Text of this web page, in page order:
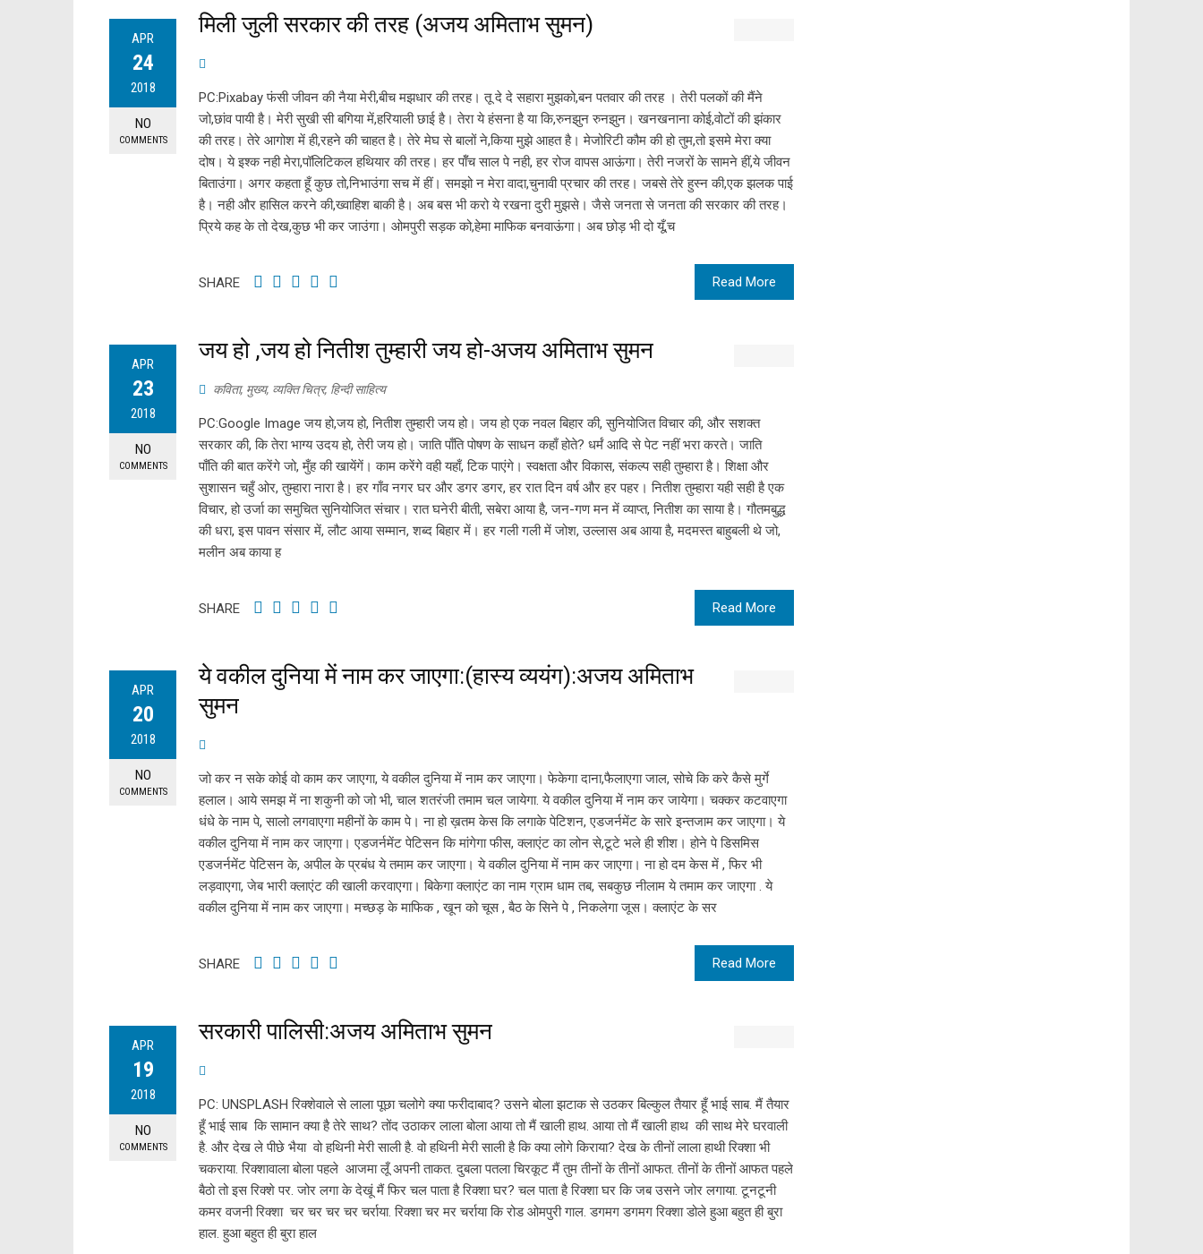
APR
24
2018
NO
COMMENTS
मिली जुली सरकार की तरह (अजय अमिताभ सुमन)
PC:Pixabay फंसी जीवन की नैया मेरी,बीच मझधार की तरह। तू दे दे सहारा मुझको,बन पतवार की तरह । तेरी पलकों की मैंने
जो,छांव पायी है। मेरी सुखी सी बगिया में,हरियाली छाई है। तेरा ये हंसना है या कि,रुनझुन रुनझुन। खनखनाना कोई,वोटों की झंकार
की तरह। तेरे आगोश में ही,रहने की चाहत है। तेरे मेघ से बालों ने,किया मुझे आहत है। मेजोरिटी कौम की हो तुम,तो इसमे मेरा क्या
दोष। ये इश्क नही मेरा,पॉलिटिकल हथियार की तरह। हर पॉँच साल पे नही, हर रोज वापस आऊंगा। तेरी नजरों के सामने हीं,ये जीवन
बिताउंगा। अगर कहता हूँ कुछ तो,निभाउंगा सच में हीं। समझो न मेरा वादा,चुनावी प्रचार की तरह। जबसे तेरे हुस्न की,एक झलक पाई
है। नही और हासिल करने की,ख्वाहिश बाकी है। अब बस भी करो ये रखना दुरी मुझसे। जैसे जनता से जनता की सरकार की तरह।
प्रिये कह के तो देख,कुछ भी कर जाउंगा। ओमपुरी सड़क को,हेमा माफिक बनवाऊंगा। अब छोड़ भी दो यूँ,च
Read More
SHARE
APR
23
2018
NO
COMMENTS
जय हो ,जय हो नितीश तुम्हारी जय हो-अजय अमिताभ सुमन
कविता, मुख्य, व्यक्ति चित्र, हिन्दी साहित्य
PC:Google Image जय हो,जय हो, नितीश तुम्हारी जय हो। जय हो एक नवल बिहार की, सुनियोजित विचार की, और सशक्त
सरकार की, कि तेरा भाग्य उदय हो, तेरी जय हो। जाति पाँति पोषण के साधन कहाँ होते? धर्मं आदि से पेट नहीं भरा करते। जाति
पाँति की बात करेंगे जो, मुँह की खायेंगें। काम करेंगे वही यहाँ, टिक पाएंगे। स्वक्षता और विकास, संकल्प सही तुम्हारा है। शिक्षा और
सुशासन चहुँ ओर, तुम्हारा नारा है। हर गाँव नगर घर और डगर डगर, हर रात दिन वर्ष और हर पहर। नितीश तुम्हारा यही सही है एक
विचार, हो उर्जा का समुचित सुनियोजित संचार। रात घनेरी बीती, सबेरा आया है, जन-गण मन में व्याप्त, नितीश का साया है। गौतमबुद्ध
की धरा, इस पावन संसार में, लौट आया सम्मान, शब्द बिहार में। हर गली गली में जोश, उल्लास अब आया है, मदमस्त बाहुबली थे जो,
मलीन अब काया ह
Read More
SHARE
APR
20
2018
NO
COMMENTS
ये वकील दुनिया में नाम कर जाएगा:(हास्य व्ययंग):अजय अमिताभ
सुमन
जो कर न सके कोई वो काम कर जाएगा, ये वकील दुनिया में नाम कर जाएगा। फेकेगा दाना,फैलाएगा जाल, सोचे कि करे कैसे मुर्गे
हलाल। आये समझ में ना शकुनी को जो भी, चाल शतरंजी तमाम चल जायेगा. ये वकील दुनिया में नाम कर जायेगा। चक्कर कटवाएगा
धंधे के नाम पे, सालो लगवाएगा महीनों के काम पे। ना हो ख़तम केस कि लगाके पेटिशन, एडजर्नमेंट के सारे इन्तजाम कर जाएगा। ये
वकील दुनिया में नाम कर जाएगा। एडजर्नमेंट पेटिसन कि मांगेगा फीस, क्लाएंट का लोन से,टूटे भले ही शीश। होने पे डिसमिस
एडजर्नमेंट पेटिसन के, अपील के प्रबंध ये तमाम कर जाएगा। ये वकील दुनिया में नाम कर जाएगा। ना हो दम केस में , फिर भी
लड़वाएगा, जेब भारी क्लाएंट की खाली करवाएगा। बिकेगा क्लाएंट का नाम ग्राम धाम तब, सबकुछ नीलाम ये तमाम कर जाएगा . ये
वकील दुनिया में नाम कर जाएगा। मच्छड़ के माफिक , खून को चूस , बैठ के सिने पे , निकलेगा जूस। क्लाएंट के सर
Read More
SHARE
APR
19
2018
NO
COMMENTS
सरकारी पालिसी:अजय अमिताभ सुमन
PC: UNSPLASH रिक्शेवाले से लाला पूछा चलोगे क्या फरीदाबाद? उसने बोला झटाक से उठकर बिल्कुल तैयार हूँ भाई साब. मैं तैयार
हूँ भाई साब कि सामान क्या है तेरे साथ? तोंद उठाकर लाला बोला आया तो मैं खाली हाथ. आया तो मैं खाली हाथ की साथ मेरे घरवाली
है. और देख ले पीछे भैया वो हथिनी मेरी साली है. वो हथिनी मेरी साली है कि क्या लोगे किराया? देख के तीनों लाला हाथी रिक्शा भी
चकराया. रिक्शावाला बोला पहले आजमा लूँ अपनी ताकत. दुबला पतला चिरकूट मैं तुम तीनों के तीनों आफत. तीनों के तीनों आफत पहले
बैठो तो इस रिक्शे पर. जोर लगा के देखूं मैं फिर चल पाता है रिक्शा घर? चल पाता है रिक्शा घर कि जब उसने जोर लगाया. टूनटूनी
कमर वजनी रिक्शा चर चर चर चर चर्राया. रिक्शा चर मर चर्राया कि रोड ओमपुरी गाल. डगमग डगमग रिक्शा डोले हुआ बहुत ही बुरा
हाल. हुआ बहुत ही बुरा हाल